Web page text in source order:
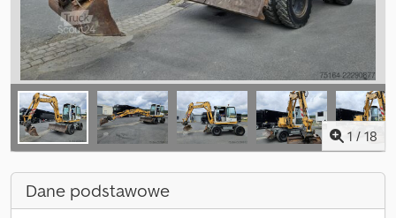
1 / 18
Dane podstawowe